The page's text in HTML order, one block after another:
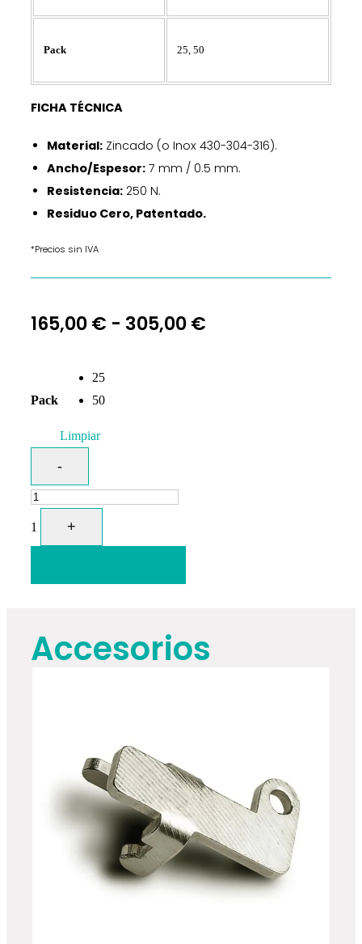
Pack 25, 50
FICHA TÉCNICA
Material: Zincado (o Inox 430-304-316).
Ancho/Espesor: 7 mm / 0.5 mm.
Resistencia: 250 N.
Residuo Cero, Patentado.
*Precios sin IVA
165,00€ - 305,00€
Pack
25
50
Limpiar
-
1 +
Accesorios